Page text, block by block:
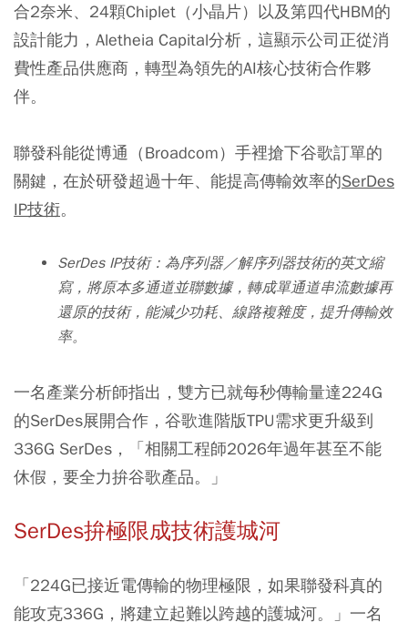
合2奈米、24顆Chiplet（小晶片）以及第四代HBM的
設計能力，Aletheia Capital分析，這顯示公司正從消
費性產品供應商，轉型為領先的AI核心技術合作夥
伴。
聯發科能從博通（Broadcom）手裡搶下谷歌訂單的
關鍵，在於研發超過十年、能提高傳輸效率的SerDes
IP技術。
SerDes IP技術：為序列器／解序列器技術的英文縮
寫，將原本多通道並聯數據，轉成單通道串流數據再
還原的技術，能減少功耗、線路複雜度，提升傳輸效
率。
一名產業分析師指出，雙方已就每秒傳輸量達224G
的SerDes展開合作，谷歌進階版TPU需求更升級到
336G SerDes，「相關工程師2026年過年甚至不能
休假，要全力拚谷歌產品。」
SerDes拚極限成技術護城河
「224G已接近電傳輸的物理極限，如果聯發科真的
能攻克336G，將建立起難以跨越的護城河。」一名